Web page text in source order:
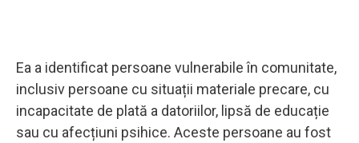
Ea a identificat persoane vulnerabile în comunitate,
inclusiv persoane cu situații materiale precare, cu
incapacitate de plată a datoriilor, lipsă de educație
sau cu afecțiuni psihice. Aceste persoane au fost